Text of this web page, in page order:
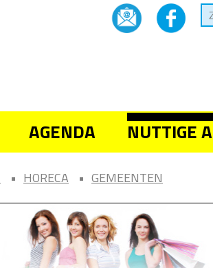
AGENDA NUTTIGE
HORECA GEMEENTEN